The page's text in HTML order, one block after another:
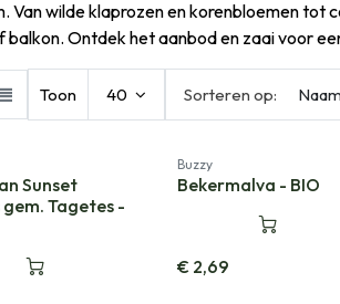
Van wilde klaprozen en korenbloemen tot
balkon. Ontdek het aanbod en zaai voor
Sorteren op:
Toon 40
Sunset
Tagetes -
Buzzy
Bekermalva - BIO
€ 2,69